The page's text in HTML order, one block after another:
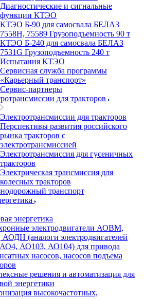
Диагностические и сигнальные
функции КТЭО
КТЭО Б-90 для самосвала БЕЛАЗ
7558H, 75589 Грузоподъемность 90 т
КТЭО Б-240 для самосвала БЕЛАЗ
7531G Грузоподъемность 240 т
Испытания КТЭО
Сервисная служба программы
«Карьерный транспорт»
Сервис-партнеры
для тракторов
Электротрансмиссии для тракторов
Перспективы развития российского
рынка тракторов с
электротрансмиссией
Электротрансмиссия для гусеничных
тракторов
Электрическая трансмиссия для
колесных тракторов
транспорт
энергетика
электродвигатели АОВМ,
(аналоги электродвигателей
АО103, АО104) для привода
насосов, насосов подъема
решения и автоматизация для
энергетики
высокочастотных,